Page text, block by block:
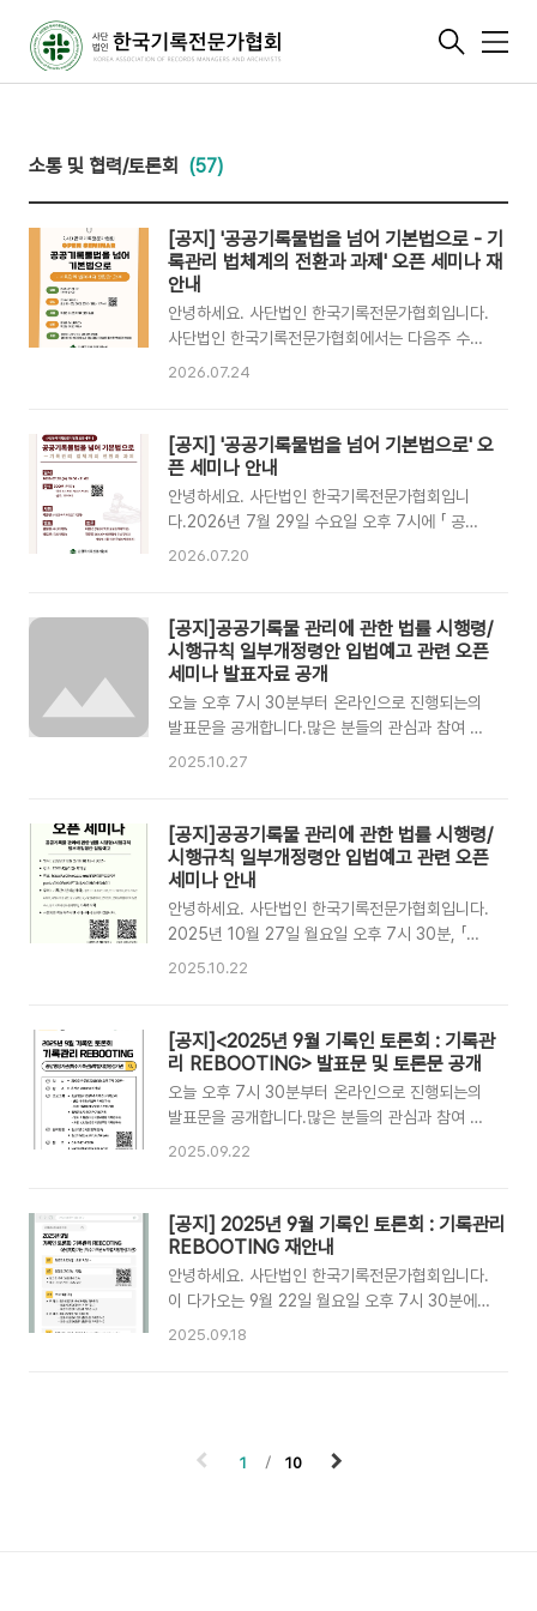
메
소통 및 협력/토론회 (57)
[공지] '공공기록물법을 넘어 기본법으로 - 기
록관리 법체계의 전환과 과제' 오픈 세미나 재
안내
안녕하세요. 사단법인 한국기록전문가협회입니다.
사단법인 한국기록전문가협회에서는 다음주 수요
일(7/29) 오후 7시에 오픈 세미나를 진행합니다.
행되며,사전신청없이 누구든 참석하실 수 있도록
온라인(Zoom)으로 운영됩니다. 관심 있으신 분
들께서는 아래 안내를 참고하시어 정해진 시간에
접속해 주시기 바랍니다. 기록인 여러분의 많은 관
2026.07.29.(수) 19:00~21:00 ▶️ 장소: 온라인
https://us06web.zoom.us/j/85288022533?
pwd=EQ2cFKLUqxwPcxllmbk12yxCAapz3h.1
..
2026.07.24
[공지] '공공기록물법을 넘어 기본법으로' 오
픈 세미나 안내
안녕하세요. 사단법인 한국기록전문가협회입니
다.2026년 7월 29일 수요일 오후 7시에 「 공공
기록물법을 넘어 기본법으로-기록관리 법체계의
관심 있는 분이라면 누구나 참석하실 수 있습니다.
참여를 희망하시는 분들께서는 아래 안내를 참고
하시어 시간에 맞춰 접속해 주시기 바랍니다.기록
인 여러분의 많은 관심과 참여를 부탁드립니다.감
사합니다. ✅일시: 2026.07.29.(수)
크:
pwd=EQ2cFKLUqxwPcxllmbk12yxCAapz3h.1
- 회의 ID: 852 8802 ..
2026.07.20
[공지]공공기록물 관리에 관한 법률 시행령/
시행규칙 일부개정령안 입법예고 관련 오픈
세미나 발표자료 공개
오늘 오후 7시 30분부터 온라인으로 진행되는의
발표문을 공개합니다.많은 분들의 관심과 참여 부
탁드립니다. ✅ 주최: 기록관리단체협의회((사)한
전문가협회, 문화융복합아카이빙연구소, 한국 기
록과 정보·문화학회), 기록과 사회✅ 일시: 2025
년 10월 27일(월) 오후 7시 30분✅ 장소: 온라인
zoom 회의실✅ 참여방법: 아래 링크를 통해 접속
- 링크:
pwd=v5Ko0ZulWkPT4NJjAbGMbSzlfrXzbD.1
크를 통해 접속 - 링크: https://docs.g..
2025.10.27
[공지]공공기록물 관리에 관한 법률 시행령/
시행규칙 일부개정령안 입법예고 관련 오픈
세미나 안내
안녕하세요. 사단법인 한국기록전문가협회입니다.
2025년 10월 27일 월요일 오후 7시 30분, 「공
공기록물 관리에 관한 법률 시행령」및 「공공기록
행됩니다.아래 링크를 통해 입법예고를 확인하신
후, 관련 의견을 제출해주시면 오픈 세미나에서 논
의하도록 하겠습니다. 이번 오픈 세미나는 기록관
리단체협의회와 기록과 사회가 함께 주최합니다.
감사합니다.[입법예고 확인]🔗「 공공기록물 관리
「공공기록물 관리에 관한 법률 시행규칙」 일부개
정령안 입법예고 [오픈 세미나 안내]▶️ 일시 :
2025년 10월 27일(월) 19시 ..
2025.10.22
[공지]<2025년 9월 기록인 토론회 : 기록관
리 REBOOTING> 발표문 및 토론문 공개
오늘 오후 7시 30분부터 온라인으로 진행되는의
발표문을 공개합니다.많은 분들의 관심과 참여 부
탁드립니다. 바로 접속하기 ✅ 주최: 기록관리단체
소: 온라인 zoom 회의실✅ 참여방법: 아래 링크
를 통해 접속 - 링크:
https://us06web.zoom.us/j/8229716047?
표: 중앙행정기관(특수기록관) 기록관리 - 발표 :
2025.09.22
[공지] 2025년 9월 기록인 토론회 : 기록관리
REBOOTING 재안내
안녕하세요. 사단법인 한국기록전문가협회입니다.
이 다가오는 9월 22일 월요일 오후 7시 30분에
온라인(ZOOM)으로 진행됩니다."중앙행정기관
부탁드립니다:) ▶️ 행사명: 2025년 9월 기록인
2025.09.18
1 10